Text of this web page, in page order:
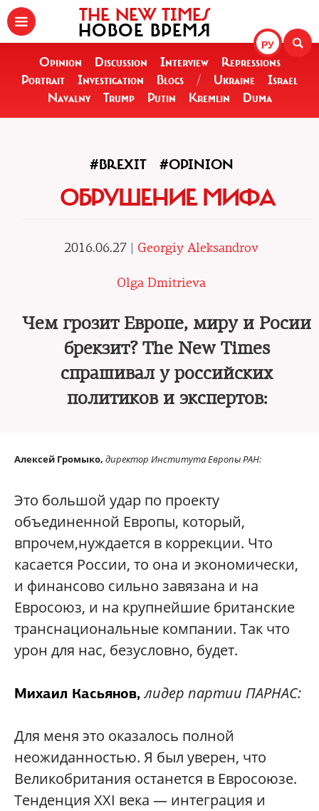
РУ
THE NEW TIMES
НОВОЕ ВРЕМЯ
Opinion Discussion Interview
Repressions
Portrait
Investigation Blogs / Ukraine
Israel
Navalny
Trump Putin Kremlin Duma
#BREXIT #OPINION
ОБРУШЕНИЕ МИФА
2016.06.27 | Georgiy Aleksandrov
Olga Dmitrieva
Чем грозит Европе, миру и Росии
брекзит? The New Times
cпрашивал у российских
политиков и экспертов:
Алексей Громыко, директор ИнститутаЕвропы РАН:
Это большой удар по проекту
объединенной Европы, который,
впрочем,нуждается в коррекции. Что
касается России, то она и экономически,
и финансово сильно завязана и на
Евросоюз, и на крупнейшие британские
транснациональные компании. Так что
урон для нас, безусловно, будет.
Михаил Касьянов,лидер партии ПАРНАС:
Для меня это оказалось полной
неожиданностью. Я был уверен, что
Великобритания останется в Евросоюзе.
Тенденция XXI века — интеграция и